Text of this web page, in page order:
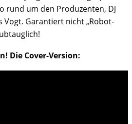
rund um den Produzenten, DJ
Vogt. Garantiert nicht „Robot-
Die Cover-Version: